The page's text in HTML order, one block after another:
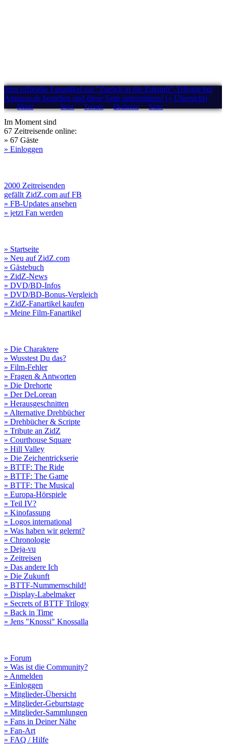
Jetzt offizielle Fanartikel zur "Zurück in die Zukunft"-Trilogie bei
Amazon.de bestellen und diese Seite unterstützen! (» Übersicht)
Menü Start Forum Drehorte Stars
Im Moment sind
67 Zeitreisende online:
» 67 Gäste
» Einloggen
2000 Zeitreisenden
gefällt ZidZ.com auf FB
» FB-Updates ansehen
» jetzt Fan werden
» Startseite
» Neu auf ZidZ.com
» Gästebuch
» ZidZ-News
» DVD/BD-Infos
» DVD/BD-Bonus-Vergleich
» ZidZ-Fanartikel kaufen
» Meine Film-Fanartikel
» Die Charaktere
» Wusstest Du das?
» Film-Fehler
» Fragen & Antworten
» Die Drehorte
» Der DeLorean
» Herausgeschnitten
» Alternative Drehbücher
» Drehbücher & Scripte
» Tribute an ZidZ
» Courthouse Square
» Hill Valley
» Die Zeichentrickserie
» BTTF: The Ride
» BTTF: The Game
» BTTF: The Musical
» Europa-Hörspiele
» Teil IV?
» Kinofassung
» Logos international
» Was haben wir gelernt?
» Chronologie
» Deja-vu
» Zeitreisen
» Das andere Ich
» Die Zukunft
» BTTF-Nummernschild!
» Display-Labelmaker
» Secrets of BTTF Trilogy
» Back in Time
» Jens "Knossi" Knossalla
» Forum
» Was ist die Community?
» Anmelden
» Einloggen
» Mitglieder-Übersicht
» Mitglieder-Geburtstage
» Mitglieder-Sammlungen
» Fans in Deiner Nähe
» Fan-Art
» FAQ / Hilfe